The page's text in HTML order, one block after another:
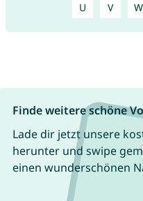
U V W
Finde weitere schöne
Lade dir jetzt unsere
herunter und swipe
einen wunderschönen